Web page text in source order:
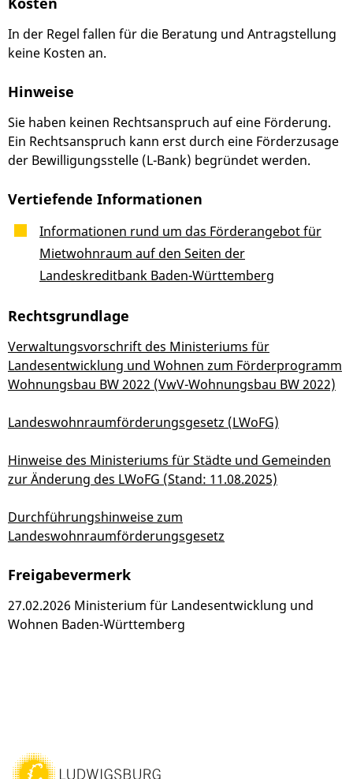
In der Regel fallen für die Beratung und Antragstellung
keine Kosten an.
Hinweise
Sie haben keinen Rechtsanspruch auf eine Förderung.
Ein Rechtsanspruch kann erst durch eine Förderzusage
der Bewilligungsstelle (L-Bank) begründet werden.
Vertiefende Informationen
Informationen rund um das Förderangebot für
Mietwohnraum auf den Seiten der
Landeskreditbank Baden-Württemberg
Rechtsgrundlage
Verwaltungsvorschrift des Ministeriums für
Landesentwicklung und Wohnen zum Förderprogramm
Wohnungsbau BW 2022 (VwV-Wohnungsbau BW 2022)
Landeswohnraumförderungsgesetz (LWoFG)
Hinweise des Ministeriums für Städte und Gemeinden
zur Änderung des LWoFG (Stand: 11.08.2025)
Durchführungshinweise zum
Landeswohnraumförderungsgesetz
Freigabevermerk
27.02.2026 Ministerium für Landesentwicklung und
Wohnen Baden-Württemberg